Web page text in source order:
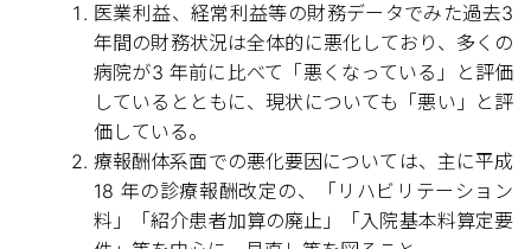
医業利益、経常利益等の財務データでみた過去3
年間の財務状況は全体的に悪化しており、多くの
病院が3 年前に比べて「悪くなっている」と評価
しているとともに、現状についても「悪い」と評
価している。
療報酬体系面での悪化要因については、主に平成
18 年の診療報酬改定の、「リハビリテーション
料」「紹介患者加算の廃止」「入院基本料算定要